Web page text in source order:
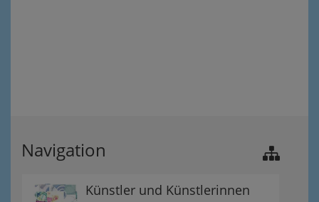
Navigation
Künstler und Künstlerinnen